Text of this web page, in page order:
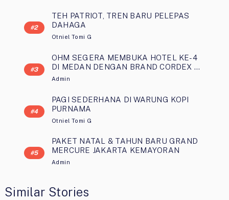
TEH PATRIOT, TREN BARU PELEPAS
DAHAGA
Otniel Tomi G
OHM SEGERA MEMBUKA HOTEL KE-4
DI MEDAN DENGAN BRAND CORDEX …
Admin
PAGI SEDERHANA DI WARUNG KOPI
PURNAMA
Otniel Tomi G
PAKET NATAL & TAHUN BARU GRAND
MERCURE JAKARTA KEMAYORAN
Admin
Similar Stories